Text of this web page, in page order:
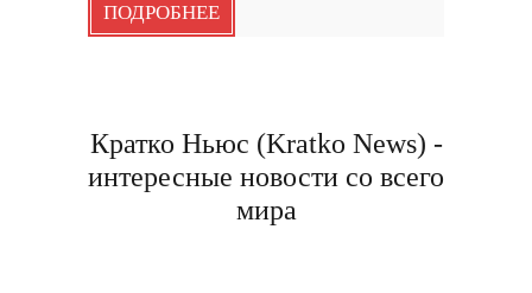
ПОДРОБНЕЕ
Кратко Ньюс (Kratko News) -
интересные новости со всего
мира